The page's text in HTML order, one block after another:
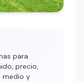
para
precio,
medio y